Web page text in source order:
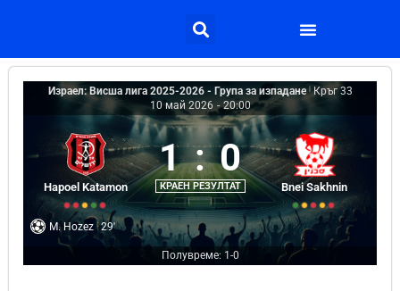
Израел: Висша лига 2025-2026 - Група за изпадане | Кръг 33
10 май 2026 - 20:00
Hapoel Katamon
1 : 0
КРАЕН РЕЗУЛТАТ Bnei Sakhnin
M. Hozez 29'
Полувреме: 1-0